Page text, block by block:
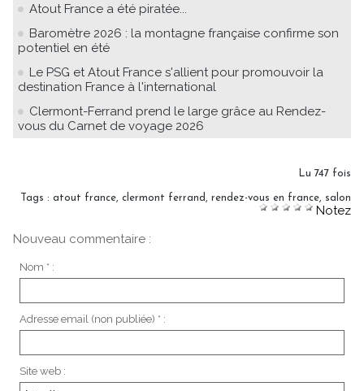
Atout France a été piratée...
Baromètre 2026 : la montagne française confirme son
potentiel en été
Le PSG et Atout France s'allient pour promouvoir la
destination France à l'international
Clermont-Ferrand prend le large grâce au Rendez-
vous du Carnet de voyage 2026
Lu 747 fois
Tags : atout france clermont ferrand rendez-vous en france salon
Notez
Nouveau commentaire :
Nom * :
Adresse email (non publiée) * :
Site web :